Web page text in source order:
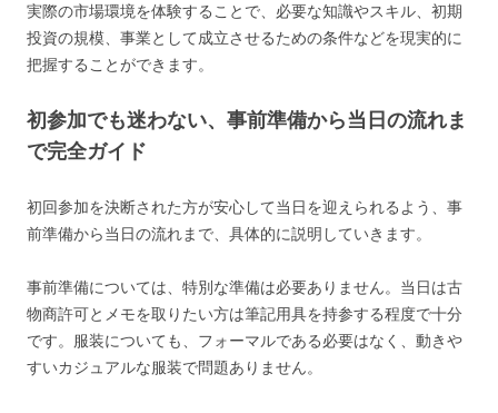
実際の市場環境を体験することで、必要な知識やスキル、初期
投資の規模、事業として成立させるための条件などを現実的に
把握することができます。
初参加でも迷わない、事前準備から当日の流れま
で完全ガイド
初回参加を決断された方が安心して当日を迎えられるよう、事
前準備から当日の流れまで、具体的に説明していきます。
事前準備については、特別な準備は必要ありません。当日は古
物商許可とメモを取りたい方は筆記用具を持参する程度で十分
です。服装についても、フォーマルである必要はなく、動きや
すいカジュアルな服装で問題ありません。